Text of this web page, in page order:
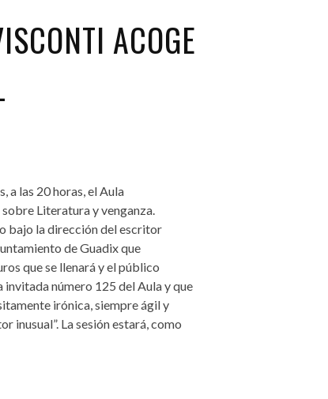
ACOGE
a las 20 horas, el Aula
Literatura y venganza.
bajo la dirección del escritor
de Guadix que
que se llenará y el público
invitada número 125 del Aula y que
irónica, siempre ágil y
inusual”. La sesión estará, como